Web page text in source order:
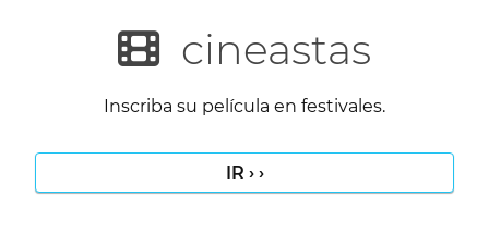
cineastas
Inscriba su película en festivales.
IR › ›